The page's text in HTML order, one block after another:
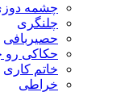
چشمه
چلنگری
حصیربافی
حکاکی رو
خاتم کاری
خراطی